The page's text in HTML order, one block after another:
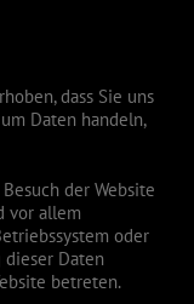
dass Sie uns
Daten handeln,
der Website
vor allem
oder
dieser Daten
betreten.